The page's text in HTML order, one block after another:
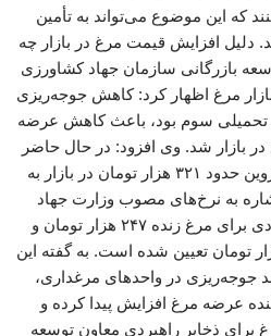
که این موضوع می‌تواند به تأمین
دلیل افزایش قیمت مرغ در بازار چه
بازرگانی سازمان جهاد کشاورزی
مرغ اظهار کرد: کاهش جوجه‌ریزی
سوم بود، باعث کاهش عرضه
بازار شد. وی افزود: در حال حاضر
هر کیلوگرم مرغ در استان قزوین حدود ۳۲۱ هزار تومان در بازار به
به نرخ‌های مصوب وزارت جهاد
کشاورزی گفت: قیمت ارشادی برای مرغ زنده ۲۴۷ هزار تومان و
مرغ مصرف‌کننده ۳۶۹ هزار تومان تعیین شده است. به گفته این
جوجه‌ریزی در واحدهای مرغداری،
عرضه مرغ افزایش پیدا کرده و
برای ذخایر راهبردی معاون توسعه